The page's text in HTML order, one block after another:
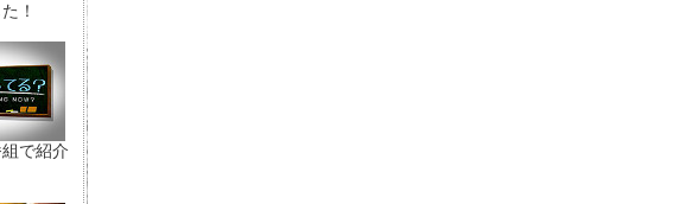
！
で紹介